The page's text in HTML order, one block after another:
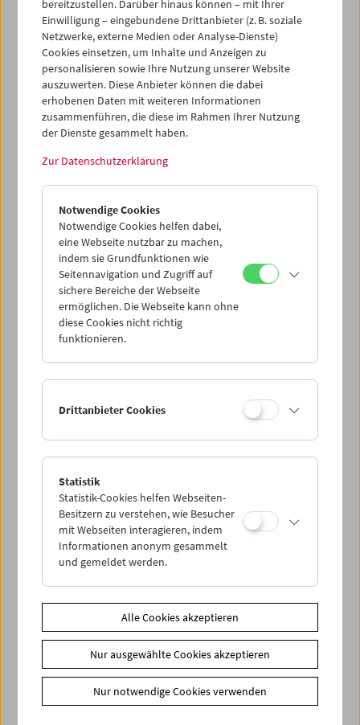
Treibgut: Colin Ross
This is not America – Austrian Drifters
bereitzustellen. Darüber hinaus können – mit Ihrer
Einwilligung – eingebundene Drittanbieter (z. B. soziale
Netzwerke, externe Medien oder Analyse-Dienste)
Cookies einsetzen, um Inhalte und Anzeigen zu
personalisieren sowie Ihre Nutzung unserer Website
auszuwerten. Diese Anbieter können die dabei
erhobenen Daten mit weiteren Informationen
zusammenführen, die diese im Rahmen Ihrer Nutzung
der Dienste gesammelt haben.
Zur Datenschutzerklärung
Notwendige Cookies
Notwendige Cookies helfen dabei,
eine Webseite nutzbar zu machen,
indem sie Grundfunktionen wie
Seitennavigation und Zugriff auf
sichere Bereiche der Webseite
ermöglichen. Die Webseite kann ohne
diese Cookies nicht richtig
funktionieren.
Drittanbieter Cookies
Statistik
Statistik-Cookies helfen Webseiten-
Besitzern zu verstehen, wie Besucher
mit Webseiten interagieren, indem
Informationen anonym gesammelt
und gemeldet werden.
Alle Cookies akzeptieren
Nur ausgewählte Cookies akzeptieren
Nur notwendige Cookies verwenden